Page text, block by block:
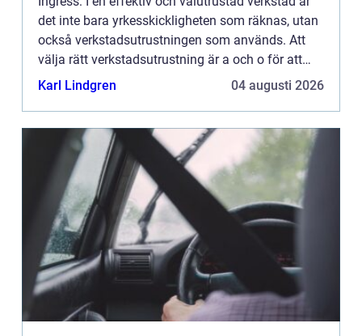
det inte bara yrkesskickligheten som räknas, utan
också verkstadsutrustningen som används. Att
välja rätt verkstadsutrustning är a och o för att
uppn&ari...
Karl Lindgren 04 augusti 2026